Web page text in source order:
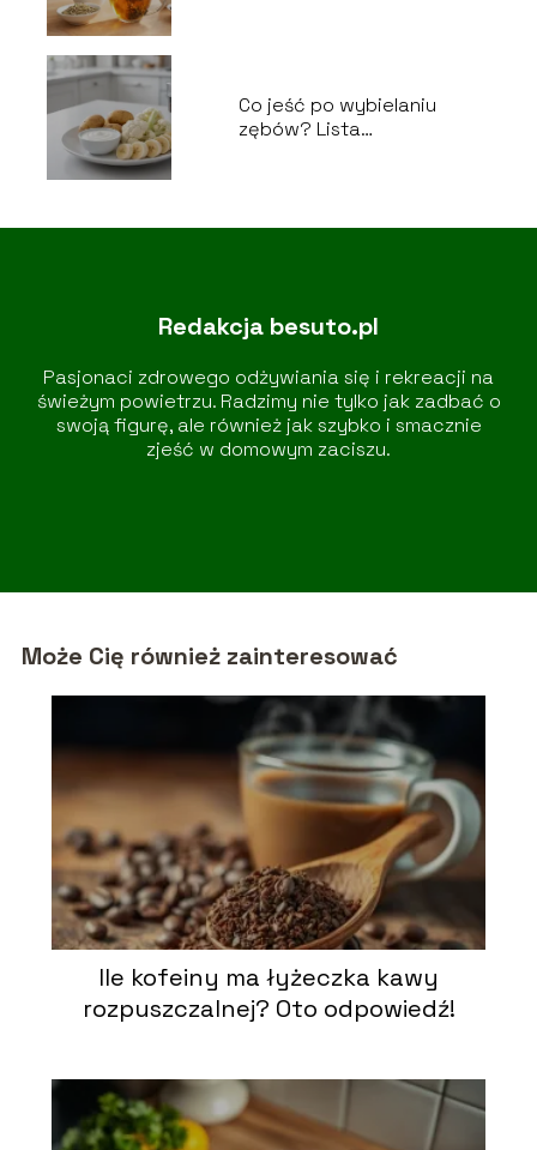
Co jeść po wybielaniu
zębów? Lista
Redakcja besuto.pl
Pasjonaci zdrowego odżywiania się i rekreacji na
świeżym powietrzu. Radzimy nie tylko jak zadbać o
swoją figurę, ale również jak szybko i smacznie
zjeść w domowym zaciszu.
Może Cię również zainteresować
Ile kofeiny ma łyżeczka kawy
rozpuszczalnej? Oto odpowiedź!